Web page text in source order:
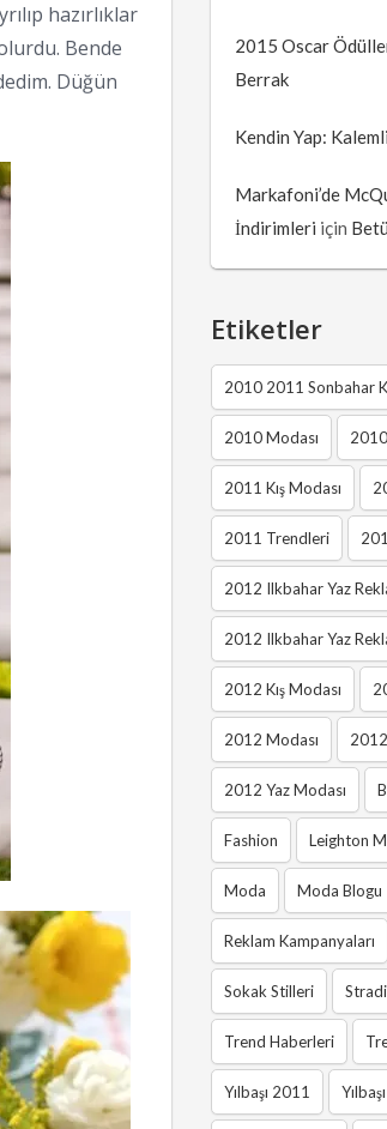
hazırlıklar
Bende
Düğün
2015 Oscar
Berrak
Kendin Yap:
Markafoni’de
İndirimleri için
Etiketler
2010 2011 Sonbahar
2010 Modası
2011 Kış Modası
2011 Trendleri
2012 Ilkbahar Yaz
2012 Ilkbahar Yaz
2012 Kış Modası
2012 Modası
2012 Yaz Modası
Fashion Leighton
Moda Moda Blogu
Reklam Kampanyaları
Sokak Stilleri
Trend Haberleri
Yılbaşı 2011